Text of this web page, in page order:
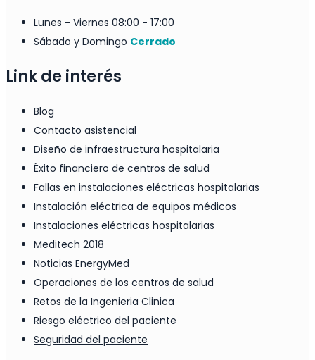
Lunes - Viernes 08:00 - 17:00
Sábado y Domingo Cerrado
Link de interés
Blog
Contacto asistencial
Diseño de infraestructura hospitalaria
Éxito financiero de centros de salud
Fallas en instalaciones eléctricas hospitalarias
Instalación eléctrica de equipos médicos
Instalaciones eléctricas hospitalarias
Meditech 2018
Noticias EnergyMed
Operaciones de los centros de salud
Retos de la Ingenieria Clinica
Riesgo eléctrico del paciente
Seguridad del paciente